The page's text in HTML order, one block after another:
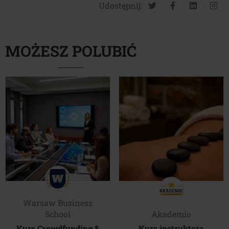
Udostępnij:
MOŻESZ POLUBIĆ
Warsaw Business
School
Akademio